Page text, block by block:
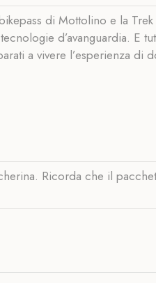
di Mottolino e la
d’avanguardia. E
a vivere l’esperienza di
Ricorda che il